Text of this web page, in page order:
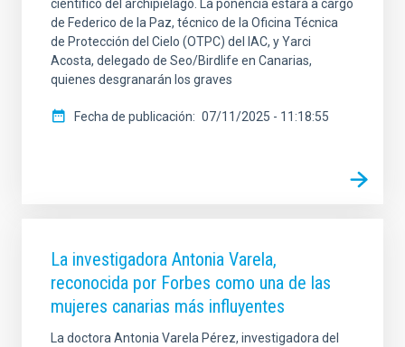
científico del archipiélago. La ponencia estará a cargo
de Federico de la Paz, técnico de la Oficina Técnica
de Protección del Cielo (OTPC) del IAC, y Yarci
Acosta, delegado de Seo/Birdlife en Canarias,
quienes desgranarán los graves
Fecha de publicación 07/11/2025 - 11:18:55
La investigadora Antonia Varela,
reconocida por Forbes como una de las
mujeres canarias más influyentes
La doctora Antonia Varela Pérez, investigadora del